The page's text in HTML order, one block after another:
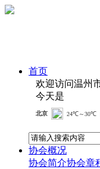
首页
欢迎访问温州
今天是
协会概况
协会简介协会章